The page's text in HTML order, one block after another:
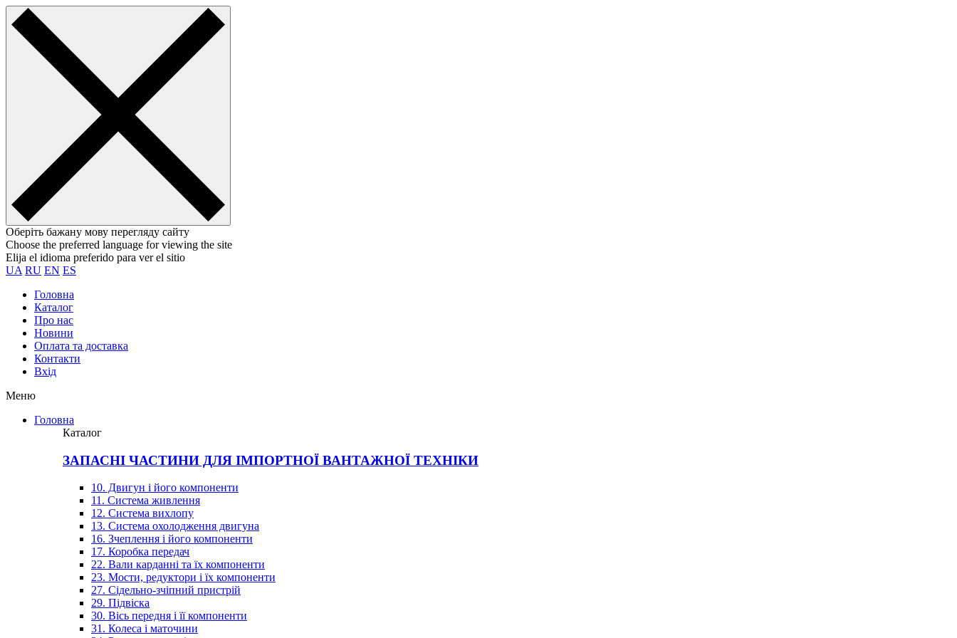
Оберіть бажану мову перегляду сайту
Choose the preferred language for viewing the site
Elija el idioma preferido para ver el sitio
UA RU EN ES
Головна
Каталог
Про нас
Новини
Оплата та доставка
Контакти
Вхiд
Меню
Головна
Каталог
ЗАПАСНІ ЧАСТИНИ ДЛЯ ІМПОРТНОЇ ВАНТАЖНОЇ ТЕХНІКИ
10. Двигун і його компоненти
11. Система живлення
12. Система вихлопу
13. Система охолодження двигуна
16. Зчеплення і його компоненти
17. Коробка передач
22. Вали карданні та їх компоненти
23. Мости, редуктори і їх компоненти
27. Сідельно-зчіпний пристрій
29. Підвіска
30. Вісь передня і її компоненти
31. Колеса і маточини